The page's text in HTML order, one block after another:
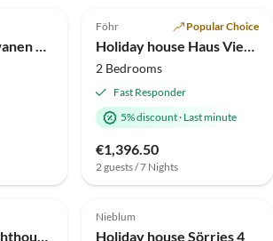
Holiday house Swanen Hus
Föhr Popular Choice
Holiday house Haus Vier Austern
2 Bedrooms
Fast Responder
5% discount· Last minute
€1,396.50
2 guests / 7 Nights
Top-Listing
Holiday house Lighthouse 2
5.0 (4)
Nieblum
Holiday house Sörries 4